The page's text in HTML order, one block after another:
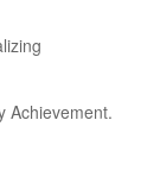
Achievement.